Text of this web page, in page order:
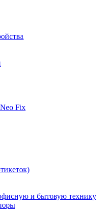
Fix
и бытовую технику